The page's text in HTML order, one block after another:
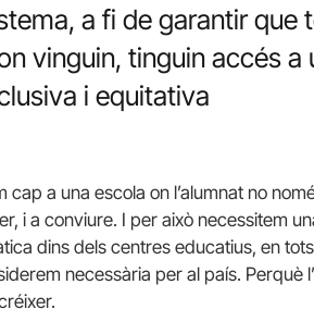
a fi de garantir que
vinguin, tinguin accés
i equitativa
cap a una escola on l’alumnat no
i a conviure. I per això necessitem
dins dels centres educatius, en
necessària per al país. Perquè